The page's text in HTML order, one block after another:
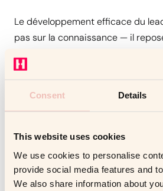
Consent Details
This website uses cookies
We use cookies to personalise
provide social media features and
We also share information about
Le développement efficace du
pas sur la connaissance — il
Conversational Muscle Model
S’entraîner avant les vraies
script
Recevoir un feedback
identifier ce qui a fonctionné